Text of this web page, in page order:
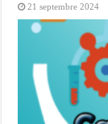
21 septembre 2024